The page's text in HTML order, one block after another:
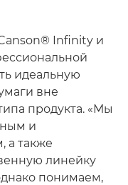
Infinity и
идеальную
вне
продукта. «Мы
и
а также
линейку
понимаем,